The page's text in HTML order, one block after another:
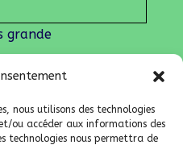
nous utilisons des technologies
ou accéder aux informations des
technologies nous permettra de
grande